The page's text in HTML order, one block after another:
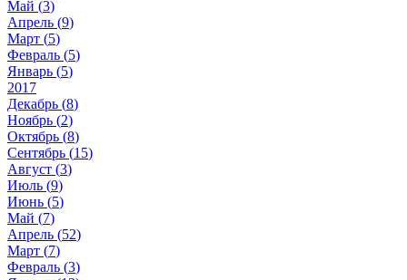
Май (3)
Апрель (9)
Март (5)
Февраль (5)
Январь (5)
2017
Декабрь (8)
Ноябрь (2)
Октябрь (8)
Сентябрь (15)
Август (3)
Июль (9)
Июнь (5)
Май (7)
Апрель (52)
Март (7)
Февраль (3)